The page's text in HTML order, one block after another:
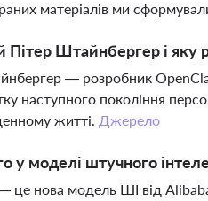
матеріалів ми
Пітер Штайнбергер і яку
— розробник
наступного покоління
житті. Джерело
у моделі штучного
це нова модель ШІ від